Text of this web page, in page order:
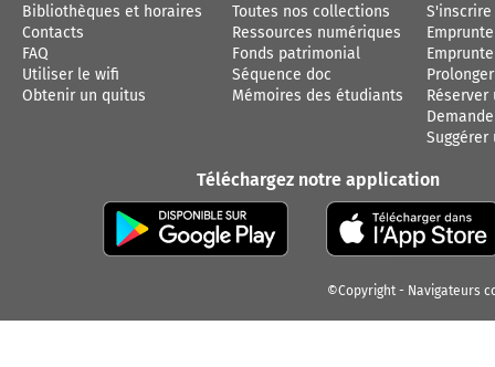
Bibliothèques et horaires
Contacts
FAQ
Utiliser le wifi
Obtenir un quitus
Toutes nos collections
Ressources numériques
Fonds patrimonial
Séquence doc
Mémoires des étudiants
S'inscrire
Réserver
Suggérer
Téléchargez notre application
©Copyright Navigateurs